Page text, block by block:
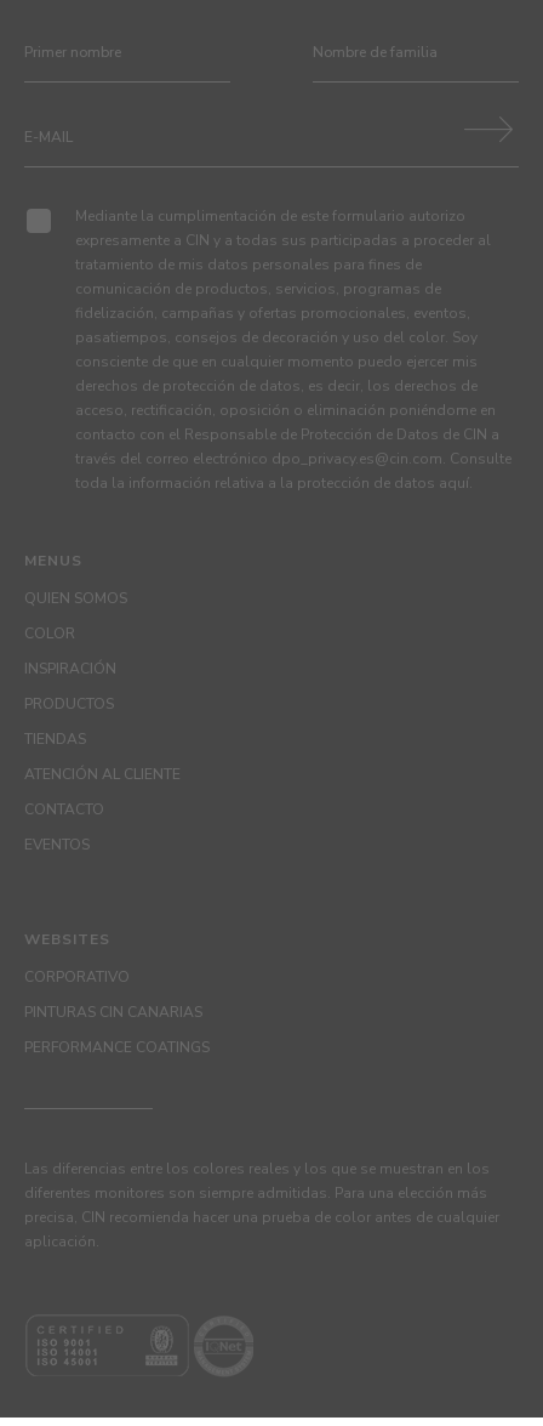
MENUS
QUIEN SOMOS
COLOR
INSPIRACIÓN
PRODUCTOS
TIENDAS
ATENCIÓN AL CLIENTE
CONTACTO
EVENTOS
Mediante la cumplimentación de este formulario autorizo
expresamente a CIN y a todas sus participadas a proceder al
tratamiento de mis datos personales para fines de
comunicación de productos, servicios, programas de
fidelización, campañas y ofertas promocionales, eventos,
pasatiempos, consejos de decoración y uso del color. Soy
consciente de que en cualquier momento puedo ejercer mis
derechos de protección de datos, es decir, los derechos de
acceso, rectificación, oposición o eliminación poniéndome en
contacto con el Responsable de Protección de Datos de CIN a
través del correo electrónico dpo_privacy.es@cin.com. Consulte
toda la información relativa a la protección de datos aquí.
WEBSITES
CORPORATIVO
PINTURAS CIN CANARIAS
PERFORMANCE COATINGS
Las diferencias entre los colores reales y los que se muestran en los
diferentes monitores son siempre admitidas. Para una elección más
precisa, CIN recomienda hacer una prueba de color antes de cualquier
aplicación.